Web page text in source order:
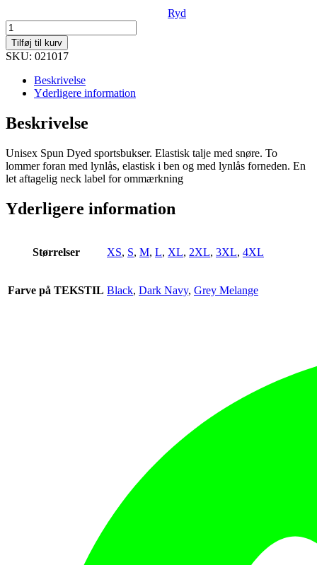
Ryd
Basic
Active
Pants
antal
Tilføj til kurv
SKU: 021017
Beskrivelse
Yderligere information
Beskrivelse
Unisex Spun Dyed sportsbukser. Elastisk talje med snøre. To
lommer foran med lynlås, elastisk i ben og med lynlås forneden. En
let aftagelig neck label for ommærkning
Yderligere information
Størrelser XS, S, M, L, XL, 2XL, 3XL, 4XL
Farve på TEKSTIL Black, Dark Navy, Grey Melange